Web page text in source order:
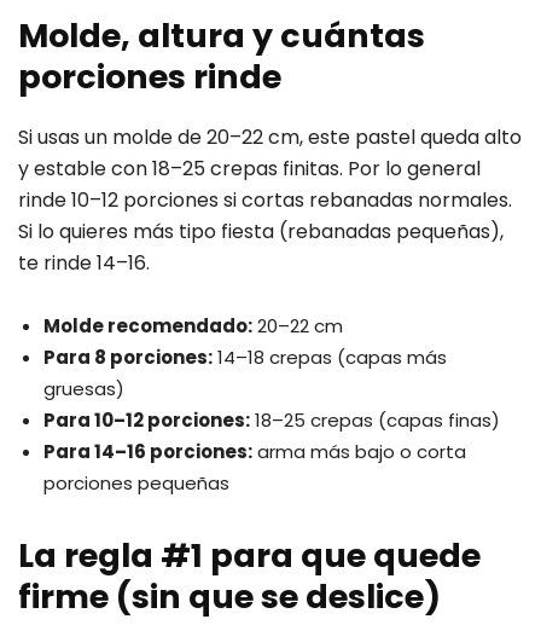
Molde, altura y cuántas
porciones rinde
Si usas un molde de 20–22 cm, este pastel queda alto
y estable con 18–25 crepas finitas. Por lo general
rinde 10–12 porciones si cortas rebanadas normales.
Si lo quieres más tipo fiesta (rebanadas pequeñas),
te rinde 14–16.
Molde recomendado:20–22 cm
Para 8 porciones:14–18 crepas (capas más
gruesas)
Para 10–12 porciones:18–25 crepas (capas finas)
Para 14–16 porciones:arma más bajo o corta
porciones pequeñas
La regla #1 para que quede
firme (sin que se deslice)